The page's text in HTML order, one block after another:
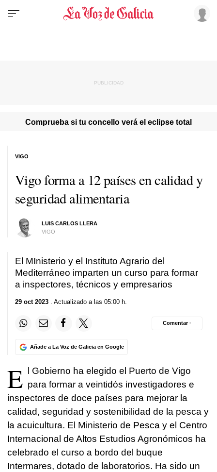
Comprueba si tu concello verá el eclipse total
Vigo forma a 12 países en calidad y
seguridad alimentaria
LUIS CARLOS LLERA
VIGO
VIGO
El MInisterio y el Instituto Agrario del
Mediterráneo imparten un curso para formar
a inspectores, técnicos y empresarios
29 oct 2023 . Actualizado a las 05:00 h.
Añade a La Voz de Galicia en Google
Comentar ·
E
l Gobierno ha elegido el Puerto de Vigo
para formar a veintidós investigadores e
inspectores de doce países para mejorar la
calidad, seguridad y sostenibilidad de la pesca y
la acuicultura. El Ministerio de Pesca y el Centro
Internacional de Altos Estudios Agronómicos ha
celebrado el curso a bordo del buque
Intermares, dotado de laboratorios. Ha sido un